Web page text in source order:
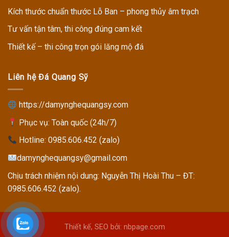
Kích thước chuẩn thước Lỗ Ban – phong thủy âm trạch
Tư vấn tận tâm, thi công đúng cam kết
Thiết kế – thi công trọn gói lăng mộ đá
Liên hệ Đá Quang Sỹ
https://damynghequangsy.com
Phục vụ: Toàn quốc (24h/7)
Hotline:0985.606.452 (zalo)
damynghequangsy@gmail.com
Chịu trách nhiệm nội dung: Nguyễn Thị Hoài Thu – ĐT:
0985.606.452 (zalo).
Thiết kế, SEO bởi: nbpage.com